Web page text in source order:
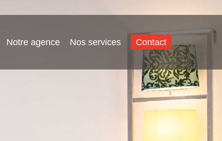
Notre agence Nos services Contact